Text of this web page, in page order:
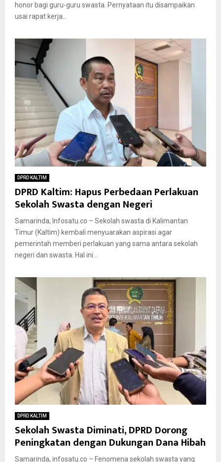
honor bagi guru-guru swasta. Pernyataan itu disampaikan
usai rapat kerja...
DPRD KALTIM
DPRD Kaltim: Hapus Perbedaan Perlakuan
Sekolah Swasta dengan Negeri
Samarinda, Infosatu.co – Sekolah swasta di Kalimantan
Timur (Kaltim) kembali menyuarakan aspirasi agar
pemerintah memberi perlakuan yang sama antara sekolah
negeri dan swasta. Hal ini...
DPRD KALTIM
Sekolah Swasta Diminati, DPRD Dorong
Peningkatan dengan Dukungan Dana Hibah
Samarinda, infosatu.co – Fenomena sekolah swasta yang